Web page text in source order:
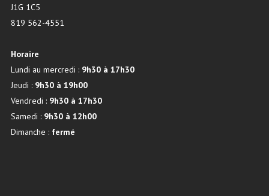
J1G 1C5
819 562-4551
Horaire
Lundi au mercredi : 9h30 à 17h30
Jeudi : 9h30 à 19h00
Vendredi : 9h30 à 17h30
Samedi : 9h30 à 12h00
Dimanche : fermé